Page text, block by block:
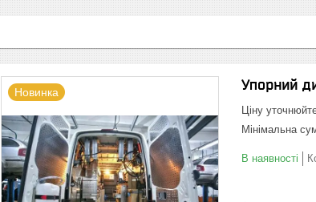
Новинка Упорний
Ціну
Мінімальна
В наявності